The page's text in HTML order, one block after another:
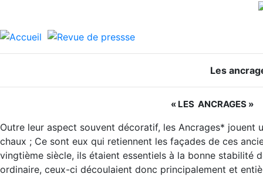
Les
« LES ANCRAGES
Outre leur aspect souvent décoratif, les Ancrages* jouent
chaux ; Ce sont eux qui retiennent les façades de ces
vingtième siècle, ils étaient essentiels à la bonne stabilité
ordinaire, ceux-ci découlaient donc principalement et